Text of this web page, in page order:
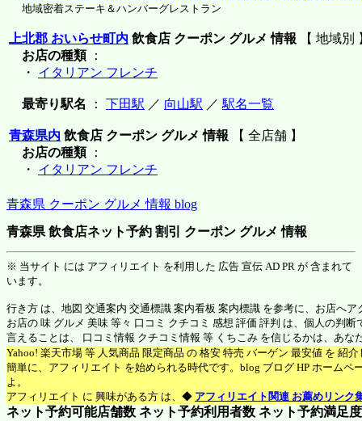
地域密着ステーキ＆ハンバーグレストラン
上北郡 おいらせ町内 飲食店 クーポン グルメ 情報 【 地域別
お店の種類：
・ イタリアン フレンチ
最寄り駅名 ： 下田駅 ／ 向山駅 ／ 駅名一覧
青森県内 飲食店 クーポン グルメ 情報 【 全店舗 】
お店の種類：
・ イタリアン フレンチ
青森県 クーポン グルメ 情報 blog
青森県 飲食店ネット予約 割引 クーポン グルメ 情報
※ 当サイト には アフィリエイト を利用した 広告 宣伝 AD PR が 含まれて
います。
行き方 は、地図 交通案内 交通標識 案内看板 案内標識 を参考に、お店へア
お店の 味 グルメ 美味 等々 口コミ クチコミ 感想 評価 評判 は、個人の判断
言えることは、 口コミ情報 クチコミ情報 等 くちこみ を信じるかは、あな
Yahoo! 楽天市場 等 人気商品 限定商品 の 格安 特売 バーゲン 最安値 を 紹
簡単に、アフィリエイト を始められる時代です。blog ブログ HP ホームペ
よ。
アフィリエイト に 興味がある方 は、◆ アフィリエイト関連 お薦めリンク
ネット予約可能店舗数 ネット予約利用者数 ネット予約満足